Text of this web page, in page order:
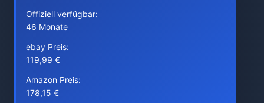
Offiziell verfügbar:
46 Monate
ebay Preis:
119,99 €
Amazon Preis:
178,15 €